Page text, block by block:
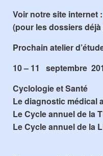
Voir notre site internet :
(pour les dossiers
Prochain atelier
10 – 11 septembre
Cyclologie et Santé
Le diagnostic médical
Le Cycle annuel de la
Le Cycle annuel de la